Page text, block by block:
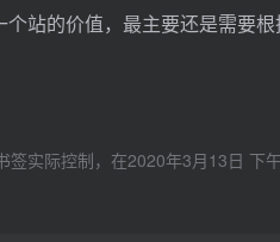
站的价值，最主要还是需要
实际控制，在2020年3月13日 下